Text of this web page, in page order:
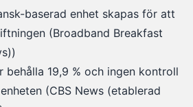
baserad enhet skapas för att
(Broadband Breakfast
behålla 19,9 % och ingen kontroll
(CBS News (etablerad